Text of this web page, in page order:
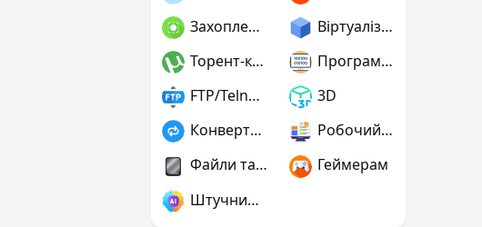
Захоплення відео
Віртуалізація та емуляція
Торент-клієнти
Програмування
FTP/Telnet/SSH
3D
Конвертери
Робочий стіл
Файли та диски
Геймерам
Штучний інтелект